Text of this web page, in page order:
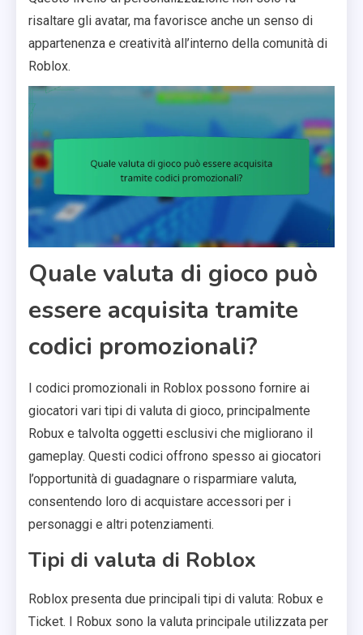
risaltare gli avatar, ma favorisce anche un senso di
appartenenza e creatività all’interno della comunità di
Roblox.
Quale valuta di gioco può
essere acquisita tramite
codici promozionali?
I codici promozionali in Roblox possono fornire ai
giocatori vari tipi di valuta di gioco, principalmente
Robux e talvolta oggetti esclusivi che migliorano il
gameplay. Questi codici offrono spesso ai giocatori
l’opportunità di guadagnare o risparmiare valuta,
consentendo loro di acquistare accessori per i
personaggi e altri potenziamenti.
Tipi di valuta di Roblox
Roblox presenta due principali tipi di valuta: Robux e
Ticket. I Robux sono la valuta principale utilizzata per